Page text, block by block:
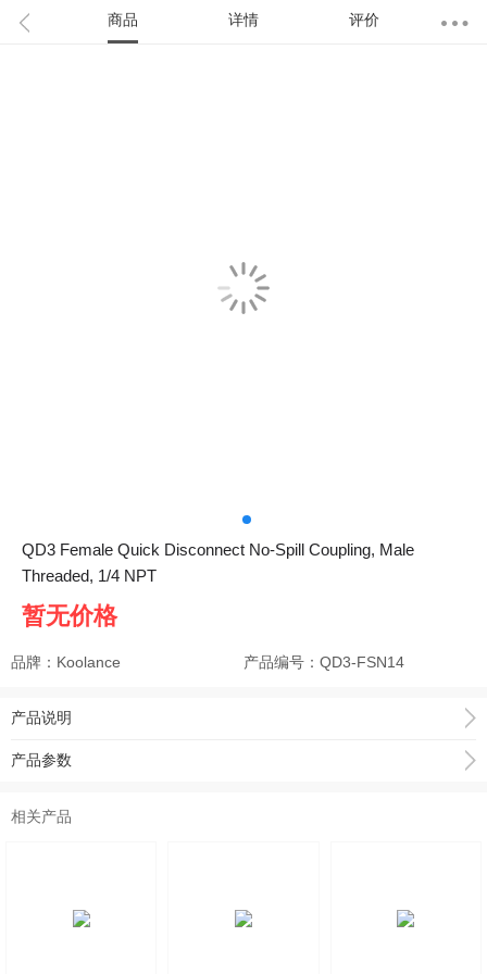
商品 详情 评价
QD3 Female Quick Disconnect No-Spill Coupling, Male
Threaded, 1/4 NPT
暂无价格
品牌：Koolance 产品编号： QD3-FSN14
产品说明
产品参数
相关产品